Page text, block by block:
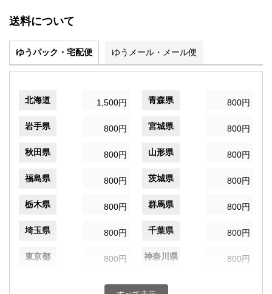
送料について
ゆうパック・宅配便 ゆうメール・メール便
北海道 1,500円 青森県 800円
岩手県 800円 宮城県 800円
秋田県 800円 山形県 800円
福島県 800円 茨城県 800円
栃木県 800円 群馬県 800円
埼玉県 800円 千葉県 800円
東京都 800円 神奈川県 800円
800円 富山県